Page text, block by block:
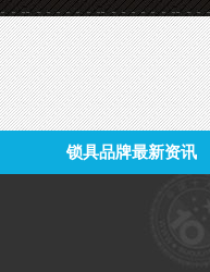
锁具品牌最新资讯